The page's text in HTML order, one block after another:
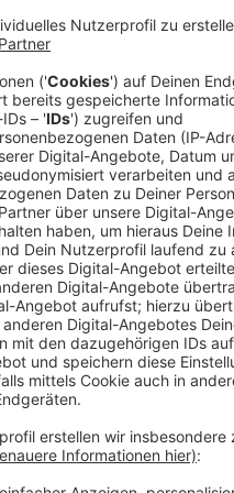
haben es in das Finale
ab 11 Uhr im
Bei der öffentlichen Lesung
hören. Die Texte sind
worden, die Themen reichen
bis zu Umwelt und
gilt als Sprungbrett für
und richtet sich an 16- bis
beträgt jeweils 300 Euro.
hier.